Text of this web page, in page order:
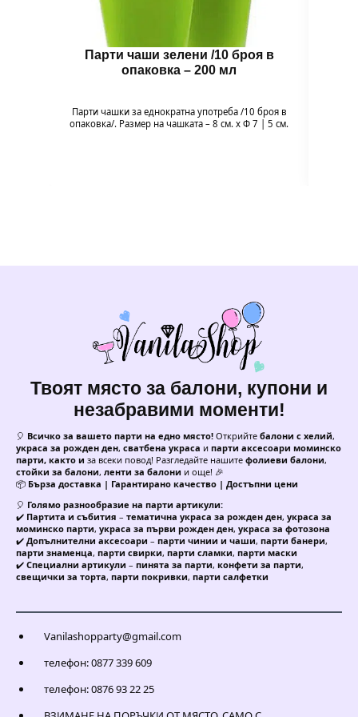
Парти чаши зелени /10 броя в
опаковка – 200 мл
Парти чашки за еднократна употреба /10 броя в
опаковка/. Размер на чашката – 8 см. х Ф 7 | 5 см.
Твоят място за балони, купони и
незабравими моменти!
🎈 Всичко за вашето парти на едно място! Открийте балони с хелий,
украса за рожден ден, сватбена украса и парти аксесоари моминско
парти, както и за всеки повод! Разгледайте нашите фолиеви балони,
стойки за балони, ленти за балони и още! 🎉
📦 Бърза доставка | Гарантирано качество | Достъпни цени
🎈 Голямо разнообразие на парти артикули:
✔️ Партита и събития – тематична украса за рожден ден, украса за
моминско парти, украса за първи рожден ден, украса за фотозона
✔️ Допълнителни аксесоари – парти чинии и чаши, парти банери,
парти знаменца, парти свирки, парти сламки, парти маски
✔️ Специални артикули – пинята за парти, конфети за парти,
свещички за торта, парти покривки, парти салфетки
Vanilashopparty@gmail.com
телефон: 0877 339 609
телефон: 0876 93 22 25